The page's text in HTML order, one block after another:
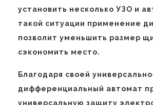
установить несколько УЗО и
такой ситуации применение
позволит уменьшить размер
сэкономить место.
Благодаря своей
дифференциальный автомат
универсальную защиту